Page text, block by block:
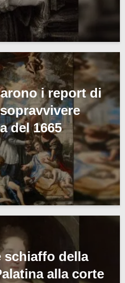
i report di
del 1665
schiaffo della
alla corte